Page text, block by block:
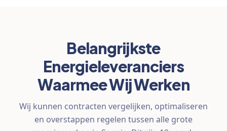
Belangrijkste
Energieleveranciers
Waarmee Wij Werken
Wij kunnen contracten vergelijken, optimaliseren
en overstappen regelen tussen alle grote